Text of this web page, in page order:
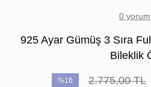
0 yorum
925 Ayar Gümüş 3 Sıra
Bileklik
%16 2.775,00 TL